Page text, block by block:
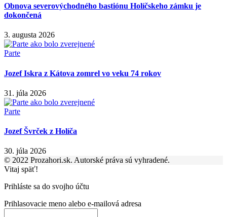
Obnova severovýchodného bastiónu Holíčskeho zámku je
dokončená
3. augusta 2026
Parte
Jozef Iskra z Kátova zomrel vo veku 74 rokov
31. júla 2026
Parte
Jozef Švrček z Holíča
30. júla 2026
© 2022 Prozahori.sk. Autorské práva sú vyhradené.
Vitaj späť!
Prihláste sa do svojho účtu
Prihlasovacie meno alebo e-mailová adresa